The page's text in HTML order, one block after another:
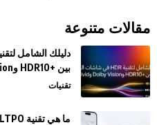
مقالات متنوعة
بين +HDR10 وDolby Vision وHDR Vivid
تقنيات